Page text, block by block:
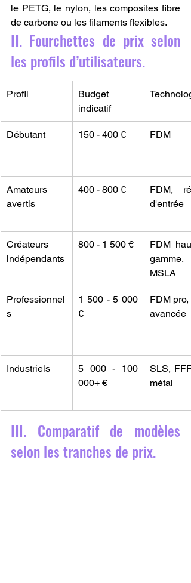
le PETG, le nylon, les composites fibre
de carbone ou les filaments flexibles.
II. Fourchettes de prix selon
les profils d’utilisateurs.
Profil
Budget
indicatif
Débutant 150 - 400 € FDM
Amateurs
avertis
400 - 800 €
FDM,
d'entrée
Créateurs
indépendants
800 - 1 500 €
FDM
gamme,
MSLA
Professionnel
s
1 500 - 5 000
€
FDM pro,
avancée
Industriels
5 000 - 100
000+ €
SLS, FFF
métal
III. Comparatif de modèles
selon les tranches de prix.